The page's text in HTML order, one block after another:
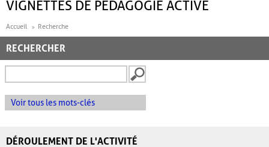
VIGNETTES DE PÉDAGOGIE ACTIVE
Accueil Recherche
RECHERCHER
Voir tous les mots-clés
DÉROULEMENT DE L'ACTIVITÉ